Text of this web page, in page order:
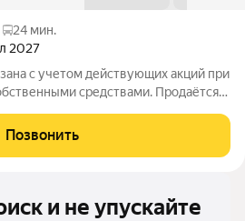
24 мин.
2027
с учетом действующих акций при
средствами. Продаётся
находится в 9 этажном доме, в
Позвонить
и не упускайте